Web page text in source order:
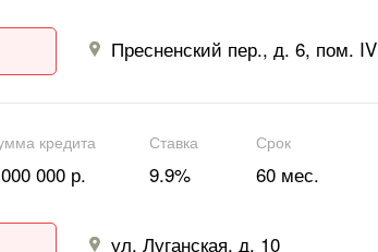
Пресненский пер., д. 6, пом. IV
кредита
000 р.
Ставка
9.9%
Срок
60 мес.
ул. Луганская, д. 10